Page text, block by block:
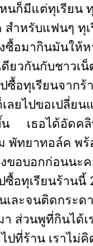
นก็มีแต่ทุเรียน
สำหรับแฟนๆ ทุเ
ซื้อมากินมันให้
ดียวกันกับชาวเ
ซื้อทุเรียนจากร้
ลยไปขอเปลี่ย
ขึ้น เธอได้อัดค
พัทยาทอล์ค พ
ขอบอกก่อนนะ
ซื้อทุเรียนร้านนี้
ละจนติดกระด
ส่วนพูที่กินได้เ
ปที่ร้าน เราไม่